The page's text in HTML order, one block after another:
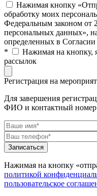
Нажимая кнопку
обработку моих
Федеральным законом
персональных данных»,
определенных в
*
Нажимая на кнопку,
рассылок
Регистрация на
Для завершения
ФИО и контактный номер
Нажимая на кнопку
политикой
пользовательское